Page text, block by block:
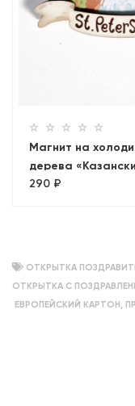
Магнит на
дерева
Санкт-Петербург
290 ₽
ОТКРЫТКА
ОТКРЫТКА С
ЕВРОПЕЙСКИЙ КАРТОН